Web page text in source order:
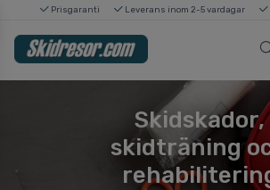
Prisgaranti Leverans inom 2-5 vardagar
Skidskador,
skidträning